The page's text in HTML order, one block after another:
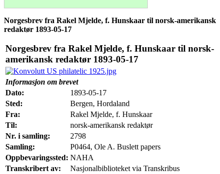
Norgesbrev fra Rakel Mjelde, f. Hunskaar til norsk-amerikansk
redaktør 1893-05-17
Norgesbrev fra Rakel Mjelde, f. Hunskaar til norsk-
amerikansk redaktør 1893-05-17
Informasjon om brevet
Dato:
1893-05-17
Sted:
Bergen, Hordaland
Fra:
Rakel Mjelde, f. Hunskaar
Til:
norsk-amerikansk redaktør
Nr. i samling:
2798
Samling:
P0464, Ole A. Buslett papers
Oppbevaringssted: NAHA
Transkribert av:
Nasjonalbiblioteket via Transkribus